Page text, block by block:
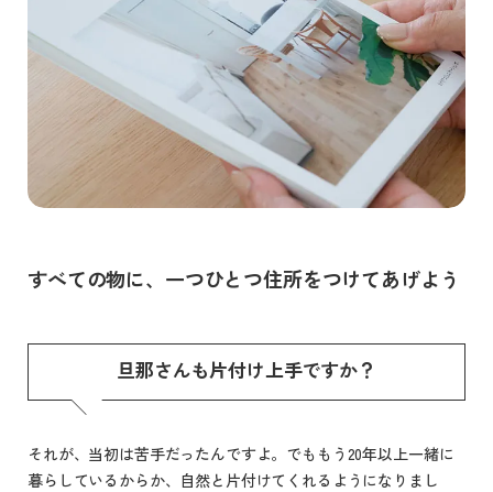
すべての物に、一つひとつ住所をつけてあげよう
旦那さんも片付け上手ですか？
それが、当初は苦手だったんですよ。でももう20年以上一緒に
暮らしているからか、自然と片付けてくれるようになりまし